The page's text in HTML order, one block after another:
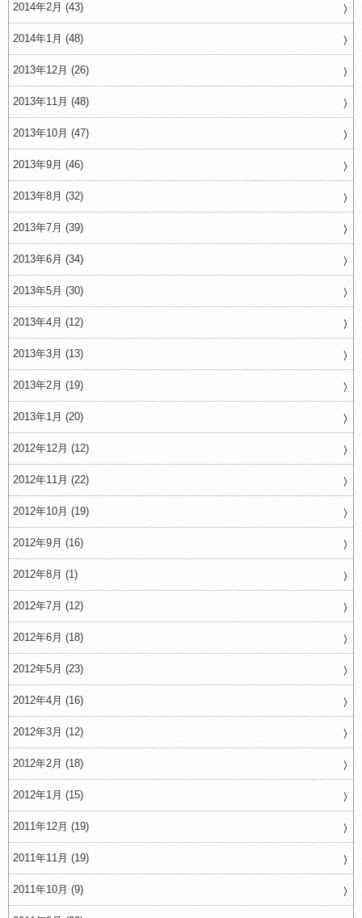
2014年2月 (43)
2014年1月 (48)
2013年12月 (26)
2013年11月 (48)
2013年10月 (47)
2013年9月 (46)
2013年8月 (32)
2013年7月 (39)
2013年6月 (34)
2013年5月 (30)
2013年4月 (12)
2013年3月 (13)
2013年2月 (19)
2013年1月 (20)
2012年12月 (12)
2012年11月 (22)
2012年10月 (19)
2012年9月 (16)
2012年8月 (1)
2012年7月 (12)
2012年6月 (18)
2012年5月 (23)
2012年4月 (16)
2012年3月 (12)
2012年2月 (18)
2012年1月 (15)
2011年12月 (19)
2011年11月 (19)
2011年10月 (9)